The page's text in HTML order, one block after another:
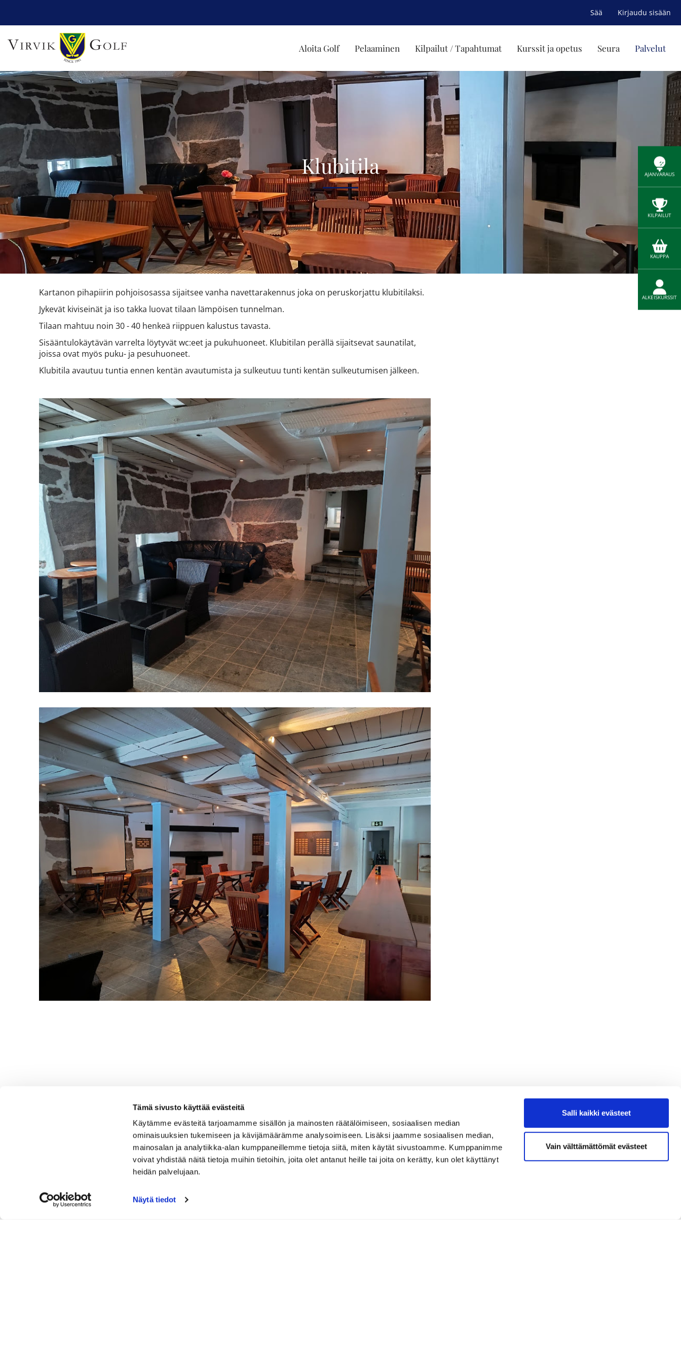
Tämä sivusto käyttää evästeitä
Käytämme evästeitä tarjoamamme sisällön ja mainosten räätälöimiseen, sosiaalisen median
ominaisuuksien tukemiseen ja kävijämäärämme analysoimiseen. Lisäksi jaamme sosiaalisen median,
mainosalan ja analytiikka-alan kumppaneillemme tietoja siitä, miten käytät sivustoamme. Kumppanimme
voivat yhdistää näitä tietoja muihin tietoihin, joita olet antanut heille tai joita on kerätty, kun olet käyttänyt
heidän palvelujaan.
Näytä tiedot
Salli kaikki evästeet
Vain välttämättömät evästeet
Sää Kirjaudu sisään
Aloita Golf Pelaaminen Kilpailut / Tapahtumat Kurssit ja opetus Seura Palvelut
AJANVARAUS
KILPAILUT
KAUPPA
ALKEISKURSSIT
Klubitila
Kartanon pihapiirin pohjoisosassa sijaitsee vanha navettarakennus joka on peruskorjattu klubitilaksi.
Jykevät kiviseinät ja iso takka luovat tilaan lämpöisen tunnelman.
Tilaan mahtuu noin 30 - 40 henkeä riippuen kalustus tavasta.
Sisääntulokäytävän varrelta löytyvät wc:eet ja pukuhuoneet. Klubitilan perällä sijaitsevat saunatilat,
joissa ovat myös puku- ja pesuhuoneet.
Klubitila avautuu tuntia ennen kentän avautumista ja sulkeutuu tunti kentän sulkeutumisen jälkeen.